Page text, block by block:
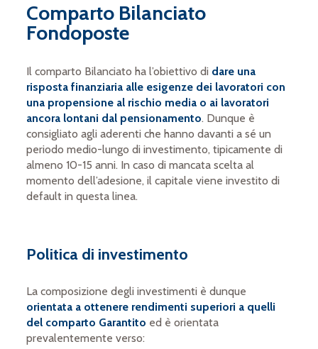
Comparto Bilanciato
Fondoposte
Il comparto Bilanciato ha l’obiettivo di dare una
risposta finanziaria alle esigenze dei lavoratori con
una propensione al rischio media o ai lavoratori
ancora lontani dal pensionamento. Dunque è
consigliato agli aderenti che hanno davanti a sé un
periodo medio-lungo di investimento, tipicamente di
almeno 10-15 anni. In caso di mancata scelta al
momento dell’adesione, il capitale viene investito di
default in questa linea.
Politica di investimento
La composizione degli investimenti è dunque
orientata a ottenere rendimenti superiori a quelli
del comparto Garantito ed è orientata
prevalentemente verso: